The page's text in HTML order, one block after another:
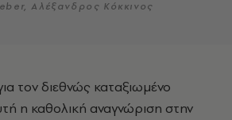
Αλέξανδρος Κόκκινος
η καθολική αναγνώριση στην